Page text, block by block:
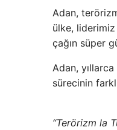
Adan,
ülke, liderimiz
çağın süper
Adan,
sürecinin
“Terörizm la